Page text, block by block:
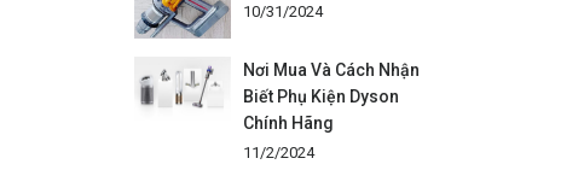
10/31/2024
Nơi Mua Và Cách Nhận
Biết Phụ Kiện Dyson
Chính Hãng
11/2/2024